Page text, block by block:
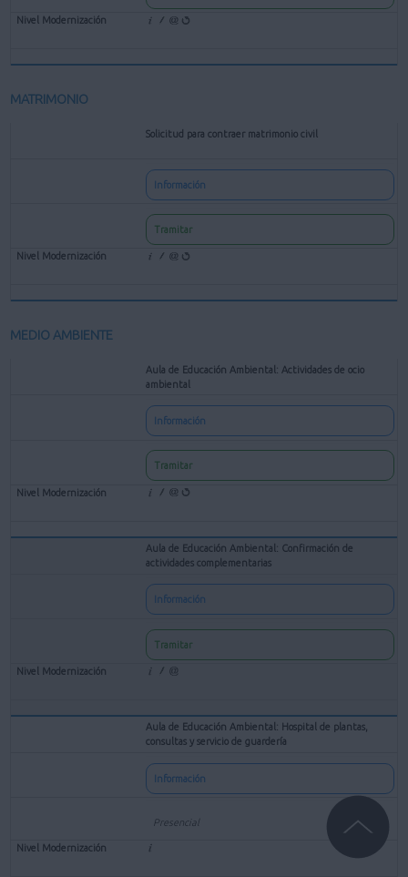
MATRIMONIO
Solicitud para contraer matrimonio civil
Información
Tramitar
MEDIO AMBIENTE
Aula de Educación Ambiental: Actividades de ocio
ambiental
Información
Tramitar
Aula de Educación Ambiental: Confirmación de
actividades complementarias
Información
Tramitar
Aula de Educación Ambiental: Hospital de plantas,
consultas y servicio de guardería
Información
Presencial